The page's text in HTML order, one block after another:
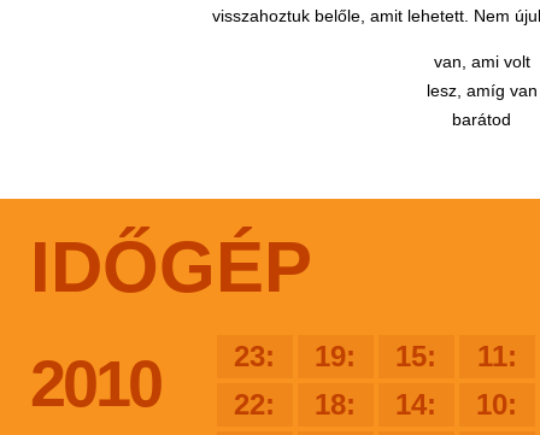
visszahoztuk belőle, amit lehetett. Nem
van, ami volt
lesz, amíg van
barátod
IDŐGÉP
2010
23: 19: 15:
11:
22:
18: 14:
10: